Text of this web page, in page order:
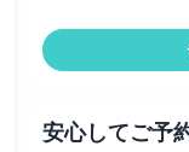
場所
安心してご予